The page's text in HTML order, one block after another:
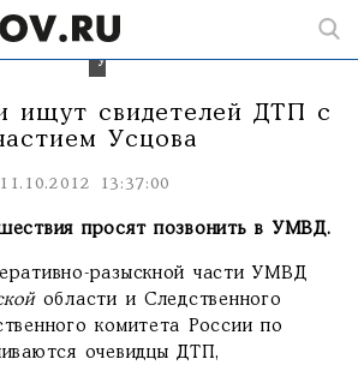
Александра
Усцова.
ищут свидетелей ДТП с
Усцова
11.10.2012 13:37:00
просят позвонить в УМВД.
разыскной части УМВД
области и Следственного
комитета России по
очевидцы ДТП,